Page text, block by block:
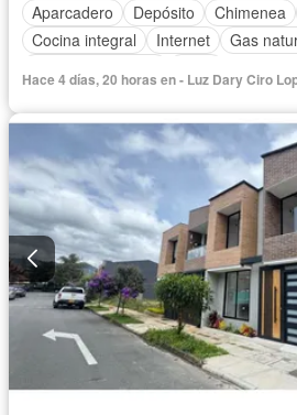
Aparcadero
Depósito Chimenea
Cocina integral
Internet Gas
Hace 4 días, 20 horas en - Luz Dary Ciro